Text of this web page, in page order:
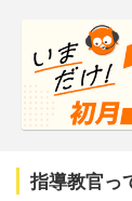
指導教官っ